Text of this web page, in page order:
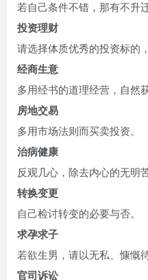
若自己条件不错，那有不升
投资理财
请选择体质优秀的投资标的
经商生意
多用经书的道理经营，自然
房地交易
多用市场法则而买卖投资。
治病健康
反观几心，除去内心的无明
转换变更
自己检讨转变的必要与否。
求孕求子
若欲生男，请以无私、慷慨待
官司诉讼